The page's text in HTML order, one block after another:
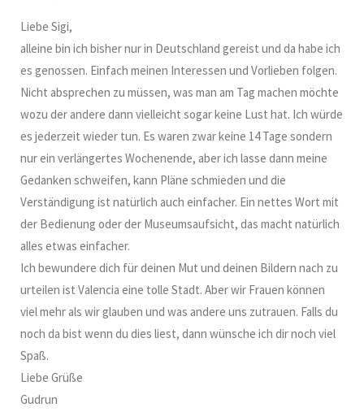
Liebe Sigi,
alleine bin ich bisher nur in Deutschland gereist und da habe ich
es genossen. Einfach meinen Interessen und Vorlieben folgen.
Nicht absprechen zu müssen, was man am Tag machen möchte
wozu der andere dann vielleicht sogar keine Lust hat. Ich würde
es jederzeit wieder tun. Es waren zwar keine 14 Tage sondern
nur ein verlängertes Wochenende, aber ich lasse dann meine
Gedanken schweifen, kann Pläne schmieden und die
Verständigung ist natürlich auch einfacher. Ein nettes Wort mit
der Bedienung oder der Museumsaufsicht, das macht natürlich
alles etwas einfacher.
Ich bewundere dich für deinen Mut und deinen Bildern nach zu
urteilen ist Valencia eine tolle Stadt. Aber wir Frauen können
viel mehr als wir glauben und was andere uns zutrauen. Falls du
noch da bist wenn du dies liest, dann wünsche ich dir noch viel
Spaß.
Liebe Grüße
Gudrun